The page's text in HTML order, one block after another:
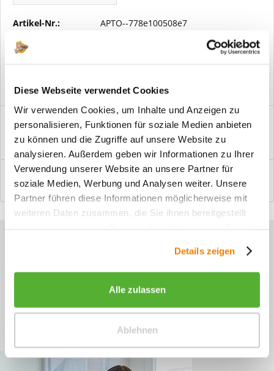
Diese Webseite verwendet Cookies
Wir verwenden Cookies, um Inhalte und Anzeigen zu
personalisieren, Funktionen für soziale Medien anbieten
zu können und die Zugriffe auf unsere Website zu
analysieren. Außerdem geben wir Informationen zu Ihrer
Verwendung unserer Website an unsere Partner für
soziale Medien, Werbung und Analysen weiter. Unsere
Partner führen diese Informationen möglicherweise mit
weiteren Daten zusammen, die Sie ihnen bereitgestellt
Details zeigen
Alle zulassen
Ablehnen
Artikel-Nr.: APTO--778e100508e7
Vorteile
Windfangelemente online am Bildschirm konfigurieren und
einbaufertig bestellen. In wenigen...
Bewertungen
0
Bewertungen lesen, schreiben und diskutieren...mehr
Sie haben Fragen zu unseren
+49 (0)4244 965 34 04
Mo - Do, 09:00 - 16:00 Uhr
und Fr, 09:00 - 13:00 Uhr